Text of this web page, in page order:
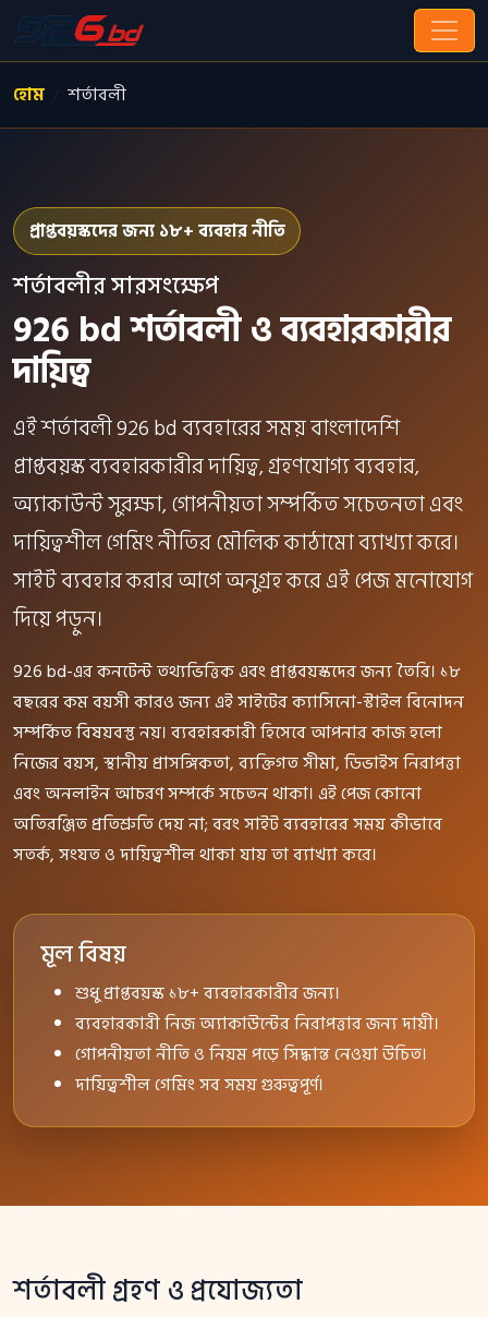
হোম শর্তাবলী
প্রাপ্তবয়স্কদের জন্য ১৮+ ব্যবহার নীতি
শর্তাবলীর সারসংক্ষেপ
926 bd শর্তাবলী ও ব্যবহারকারীর
দায়িত্ব
এই শর্তাবলী 926 bd ব্যবহারের সময় বাংলাদেশি
প্রাপ্তবয়স্ক ব্যবহারকারীর দায়িত্ব, গ্রহণযোগ্য ব্যবহার,
অ্যাকাউন্ট সুরক্ষা, গোপনীয়তা সম্পর্কিত সচেতনতা এবং
দায়িত্বশীল গেমিং নীতির মৌলিক কাঠামো ব্যাখ্যা করে।
সাইট ব্যবহার করার আগে অনুগ্রহ করে এই পেজ মনোযোগ
দিয়ে পড়ুন।
926 bd-এর কনটেন্ট তথ্যভিত্তিক এবং প্রাপ্তবয়স্কদের জন্য তৈরি। ১৮
বছরের কম বয়সী কারও জন্য এই সাইটের ক্যাসিনো-স্টাইল বিনোদন
সম্পর্কিত বিষয়বস্তু নয়। ব্যবহারকারী হিসেবে আপনার কাজ হলো
নিজের বয়স, স্থানীয় প্রাসঙ্গিকতা, ব্যক্তিগত সীমা, ডিভাইস নিরাপত্তা
এবং অনলাইন আচরণ সম্পর্কে সচেতন থাকা। এই পেজ কোনো
অতিরঞ্জিত প্রতিশ্রুতি দেয় না; বরং সাইট ব্যবহারের সময় কীভাবে
সতর্ক, সংযত ও দায়িত্বশীল থাকা যায় তা ব্যাখ্যা করে।
মূল বিষয়
শুধু প্রাপ্তবয়স্ক ১৮+ ব্যবহারকারীর জন্য।
ব্যবহারকারী নিজ অ্যাকাউন্টের নিরাপত্তার জন্য দায়ী।
গোপনীয়তা নীতি ও নিয়ম পড়ে সিদ্ধান্ত নেওয়া উচিত।
দায়িত্বশীল গেমিং সব সময় গুরুত্বপূর্ণ।
শর্তাবলী গ্রহণ ও প্রযোজ্যতা